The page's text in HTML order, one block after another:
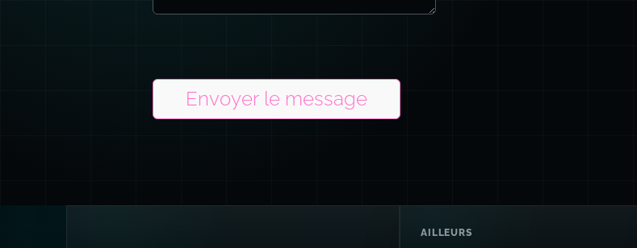
Envoyer le message
AILLEURS